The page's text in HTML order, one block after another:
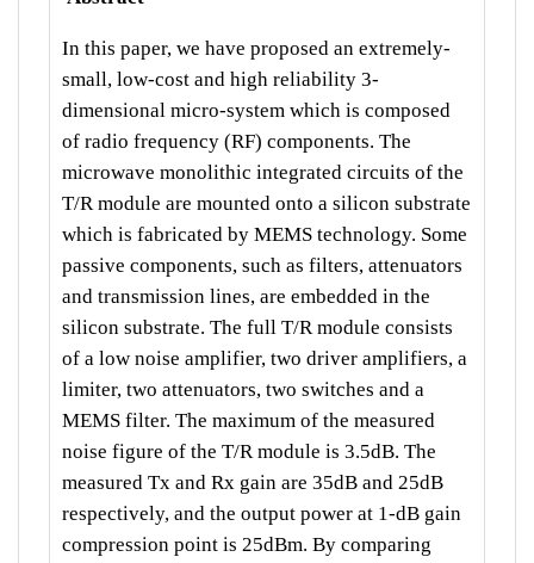
In this paper, we have proposed an extremely-
small, low-cost and high reliability 3-
dimensional micro-system which is composed
of radio frequency (RF) components. The
microwave monolithic integrated circuits of the
T/R module are mounted onto a silicon substrate
which is fabricated by MEMS technology. Some
passive components, such as filters, attenuators
and transmission lines, are embedded in the
silicon substrate. The full T/R module consists
of a low noise amplifier, two driver amplifiers, a
limiter, two attenuators, two switches and a
MEMS filter. The maximum of the measured
noise figure of the T/R module is 3.5dB. The
measured Tx and Rx gain are 35dB and 25dB
respectively, and the output power at 1-dB gain
compression point is 25dBm. By comparing